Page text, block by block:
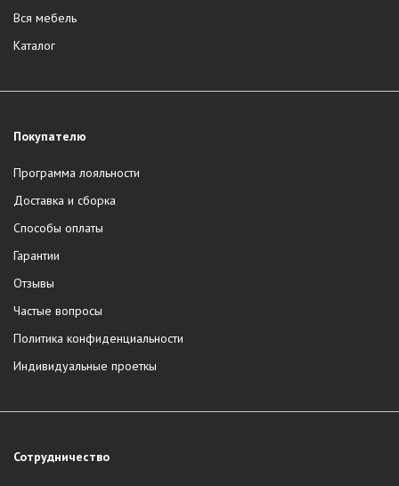
Вся мебель
Каталог
Покупателю
Программа лояльности
Доставка и сборка
Способы оплаты
Гарантии
Отзывы
Частые вопросы
Политика конфиденциальности
Индивидуальные проеткы
Сотрудничество